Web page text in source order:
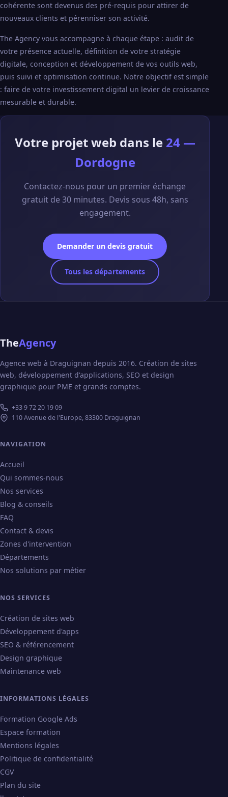
cohérente sont devenus des pré-requis pour attirer de
nouveaux clients et pérenniser son activité.
The Agency vous accompagne à chaque étape : audit de
votre présence actuelle, définition de votre stratégie
digitale, conception et développement de vos outils web,
puis suivi et optimisation continue. Notre objectif est simple
: faire de votre investissement digital un levier de croissance
mesurable et durable.
Votre projet web dans le 24 —
Dordogne
Contactez-nous pour un premier échange
gratuit de 30 minutes. Devis sous 48h, sans
engagement.
Demander un devis gratuit
Tous les départements
TheAgency
Agence web à Draguignan depuis 2016. Création de sites
web, développement d'applications, SEO et design
graphique pour PME et grands comptes.
+33 9 72 20 19 09
110 Avenue de l'Europe, 83300 Draguignan
NAVIGATION
Accueil
Qui sommes-nous
Nos services
Blog & conseils
FAQ
Contact & devis
Zones d'intervention
Départements
Nos solutions par métier
NOS SERVICES
Création de sites web
Développement d'apps
SEO & référencement
Design graphique
Maintenance web
INFORMATIONS LÉGALES
Formation Google Ads
Espace formation
Mentions légales
Politique de confidentialité
CGV
Plan du site